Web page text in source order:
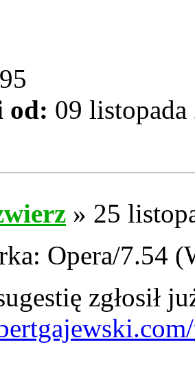
95
od: 09
» 25
Opera/7.54
zgłosił